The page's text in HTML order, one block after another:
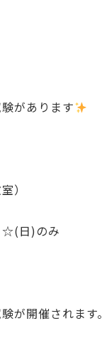
があります
）
☆(日)のみ
が開催されます。